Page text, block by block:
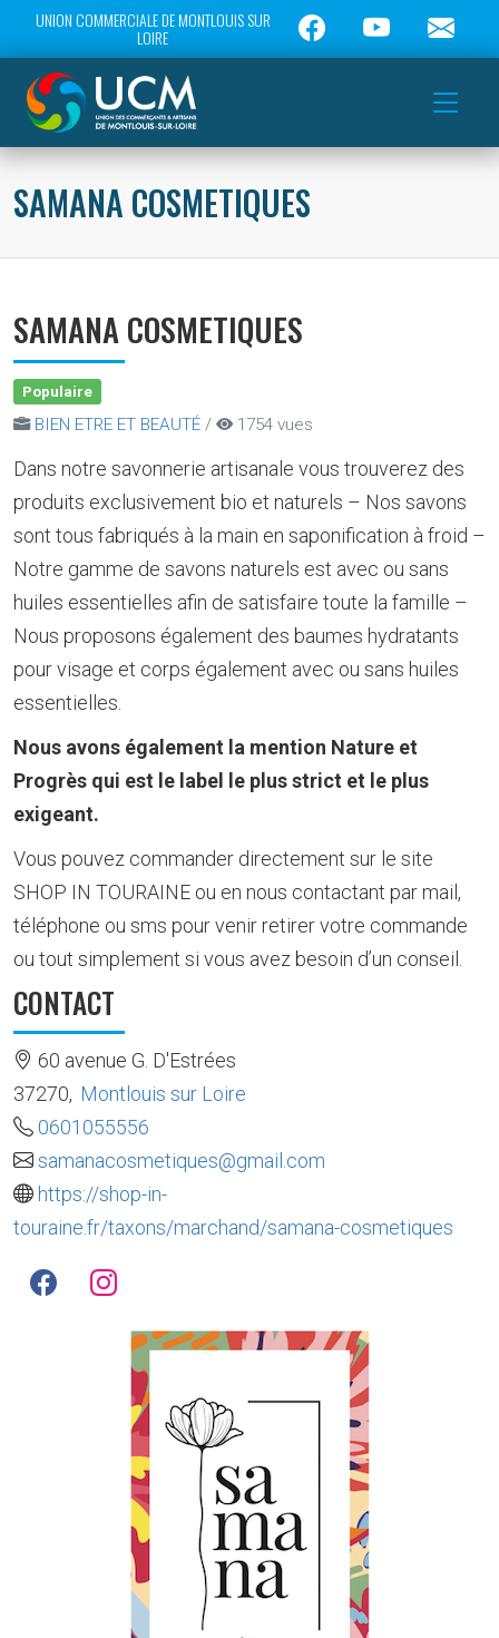
UNION COMMERCIALE DE MONTLOUIS SUR
LOIRE
SAMANA COSMETIQUES
SAMANA COSMETIQUES
Populaire
BIEN ETRE ET BEAUTÉ / 1754 vues
Dans notre savonnerie artisanale vous trouverez des
produits exclusivement bio et naturels – Nos savons
sont tous fabriqués à la main en saponification à froid –
Notre gamme de savons naturels est avec ou sans
huiles essentielles afin de satisfaire toute la famille –
Nous proposons également des baumes hydratants
pour visage et corps également avec ou sans huiles
essentielles.
Nous avons également la mention Nature et
Progrès qui est le label le plus strict et le plus
exigeant.
Vous pouvez commander directement sur le site
SHOP IN TOURAINE ou en nous contactant par mail,
téléphone ou sms pour venir retirer votre commande
ou tout simplement si vous avez besoin d’un conseil.
CONTACT
60 avenue G. D'Estrées
37270, Montlouis sur Loire
0601055556
samanacosmetiques@gmail.com
https://shop-in-
touraine.fr/taxons/marchand/samana-cosmetiques